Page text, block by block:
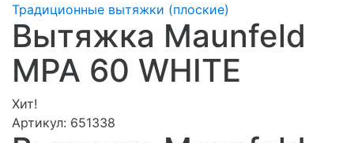
Традиционные вытяжки (плоские)
Вытяжка Maunfeld
MPA 60 WHITE
Хит!
Артикул: 651338